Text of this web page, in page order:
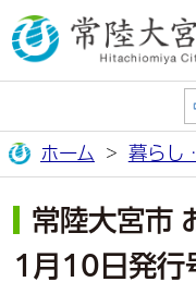
ホーム 暮らし
常陸大宮市
1月10日発行